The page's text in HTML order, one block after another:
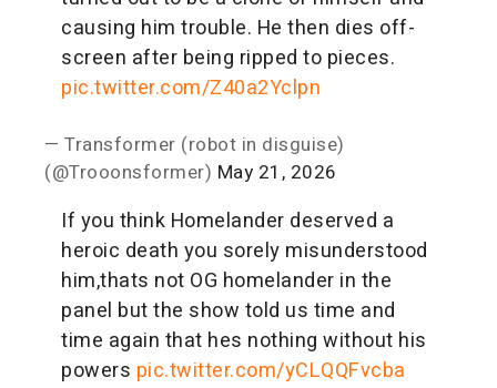
causing him trouble. He then dies off-
screen after being ripped to pieces.
pic.twitter.com/Z40a2Yclpn
— Transformer (robot in disguise)
(@Trooonsformer) May 21, 2026
If you think Homelander deserved a
heroic death you sorely misunderstood
him,thats not OG homelander in the
panel but the show told us time and
time again that hes nothing without his
powers pic.twitter.com/yCLQQFvcba